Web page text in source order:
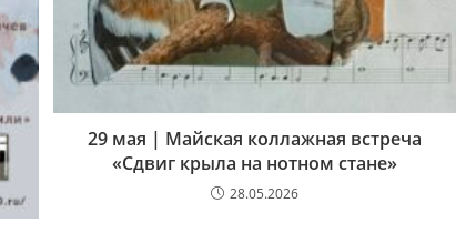
29 мая | Майская коллажная встреча
«Сдвиг крыла на нотном стане»
28.05.2026